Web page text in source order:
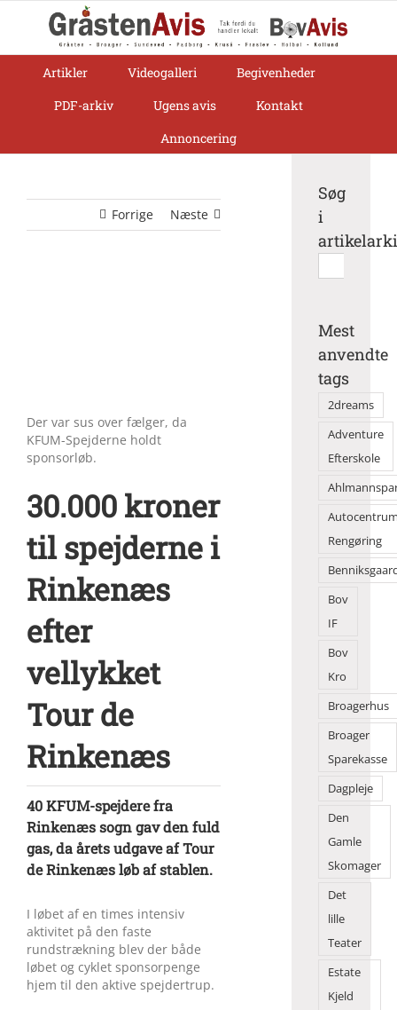
Artikler
Videogalleri
Begivenheder
PDF-arkiv
Ugens avis
Kontakt
Annoncering
Forrige Næste
Der var sus over fælger, da
KFUM-Spejderne holdt
sponsorløb.
30.000 kroner
til spejderne i
Rinkenæs
efter
vellykket
Tour de
Rinkenæs
40 KFUM-spejdere fra
Rinkenæs sogn gav den fuld
gas, da årets udgave af Tour
de Rinkenæs løb af stablen.
I løbet af en times intensiv
aktivitet på den faste
rundstrækning blev der både
løbet og cyklet sponsorpenge
hjem til den aktive spejdertrup.
Søg
i
efter:
Mest
anvendte
tags
2dreams
Adventure
Efterskole
Rengøring
Bov
IF
Bov
Kro
Broagerhus
Broager
Sparekasse
Dagpleje
Den
Gamle
Skomager
Det
lille
Teater
Estate
Kjeld